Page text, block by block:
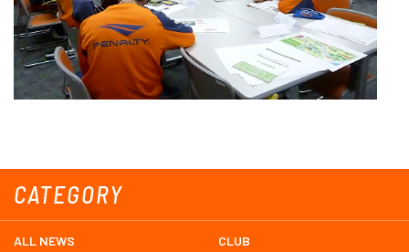
CATEGORY
ALL NEWS CLUB